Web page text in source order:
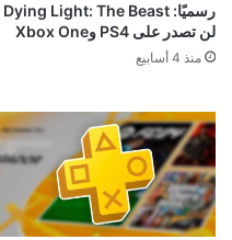
رسميًا: Dying Light: The Beast
لن تصدر على PS4 وXbox One
منذ 4 أسابيع